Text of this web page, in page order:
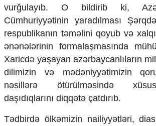
İqtisadiyyat
İqtisadi xəbərlər
Energetika
Neft-qaz
Əmək və sosial siyasət
Kənd təsərrüfatı
Hərbi sənaye
Telekommunikasiya və nəqliyyat
COP29
Cəmiyyət
vurğulayıb. O bildirib ki,
Cümhuriyyətinin yaradılması
respublikanın təməlini qoyub və
ənənələrinin formalaşmasında
Xaricdə yaşayan azərbaycanlıların
dilimizin və mədəniyyətimizin
nəsillərə ötürülməsində
daşıdıqlarını diqqətə çatdırıb.
Tədbirdə ölkəmizin nailiyyətləri,